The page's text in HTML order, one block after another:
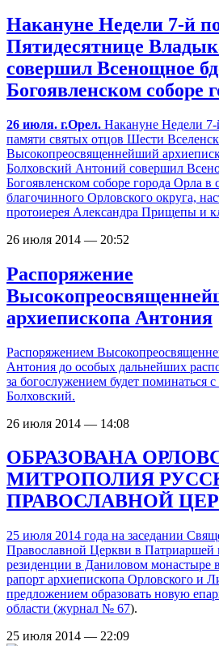
Накануне Недели 7-й
Пятидесятнице
совершил Всенощное
Богоявленском соборе
26 июля. г.Орел. Накануне Недели
памяти святых отцов Шести
Высокопреосвященнейший
Болховский Антоний совершил
Богоявленском соборе города Орла в
благочинного Орловского округа,
протоиерея Александра Прищепы и
26 июля 2014 — 20:52
Распоряжение
архиепископа Антония
Распоряжением
Антония до особых дальнейших
за богослужением будет поминаться
Болховский.
26 июля 2014 — 14:08
ОБРАЗОВАНА
МИТРОПОЛИЯ
ПРАВОСЛАВНОЙ
25 июля 2014 года на заседании
Православной Церкви в Патриаршей
резиденции в Даниловом монастыре
рапорт архиепископа Орловского и
предложением образовать новую
области (журнал № 67).
25 июля 2014 — 22:09